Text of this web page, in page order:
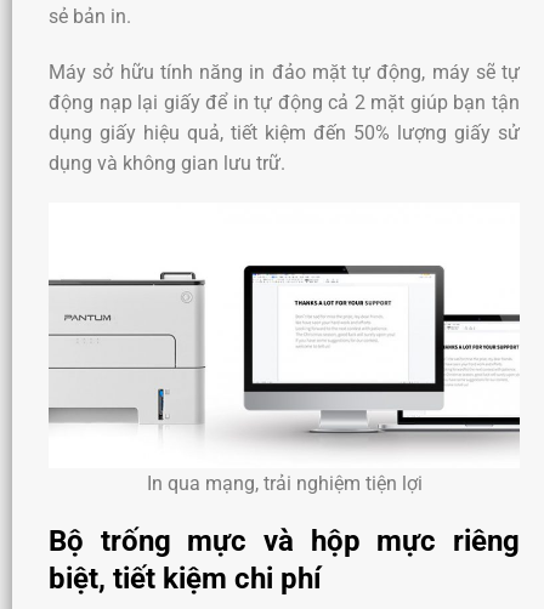
sẻ bản in.
Máy sở hữu tính năng in đảo mặt tự động, máy sẽ tự
động nạp lại giấy để in tự động cả 2 mặt giúp bạn tận
dụng giấy hiệu quả, tiết kiệm đến 50% lượng giấy sử
dụng và không gian lưu trữ.
In qua mạng, trải nghiệm tiện lợi
Bộ trống mực và hộp mực riêng
biệt, tiết kiệm chi phí